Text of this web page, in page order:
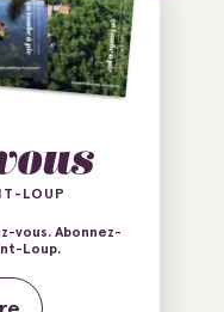
LOUP
vous. Abonnez-
Loup.